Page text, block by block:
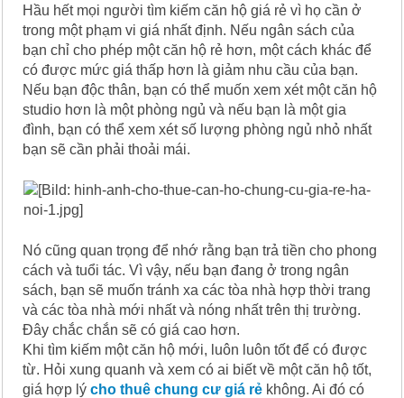
Hầu hết mọi người tìm kiếm căn hộ giá rẻ vì họ cần ở
trong một phạm vi giá nhất định. Nếu ngân sách của
bạn chỉ cho phép một căn hộ rẻ hơn, một cách khác để
có được mức giá thấp hơn là giảm nhu cầu của bạn.
Nếu bạn độc thân, bạn có thể muốn xem xét một căn hộ
studio hơn là một phòng ngủ và nếu bạn là một gia
đình, bạn có thể xem xét số lượng phòng ngủ nhỏ nhất
bạn sẽ cần phải thoải mái.
Nó cũng quan trọng để nhớ rằng bạn trả tiền cho phong
cách và tuổi tác. Vì vậy, nếu bạn đang ở trong ngân
sách, bạn sẽ muốn tránh xa các tòa nhà hợp thời trang
và các tòa nhà mới nhất và nóng nhất trên thị trường.
Đây chắc chắn sẽ có giá cao hơn.
Khi tìm kiếm một căn hộ mới, luôn luôn tốt để có được
từ. Hỏi xung quanh và xem có ai biết về một căn hộ tốt,
giá hợp lýcho thuê chung cư giá rẻ không. Ai đó có